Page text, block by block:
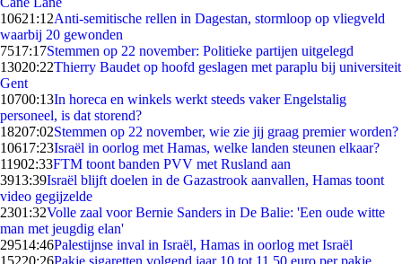
10621:12Anti-semitische rellen in Dagestan, stormloop op vliegveld
waarbij 20 gewonden
7517:17Stemmen op 22 november: Politieke partijen uitgelegd
13020:22Thierry Baudet op hoofd geslagen met paraplu bij universiteit
Gent
10700:13In horeca en winkels werkt steeds vaker Engelstalig
personeel, is dat storend?
18207:02Stemmen op 22 november, wie zie jij graag premier worden?
10617:23Israël in oorlog met Hamas, welke landen steunen elkaar?
11902:33FTM toont banden PVV met Rusland aan
3913:39Israël blijft doelen in de Gazastrook aanvallen, Hamas toont
video gegijzelde
2301:32Volle zaal voor Bernie Sanders in De Balie: 'Een oude witte
man met jeugdig elan'
29514:46Palestijnse inval in Israël, Hamas in oorlog met Israël
15220:26Pakje sigaretten volgend jaar 10 tot 11,50 euro per pakje,